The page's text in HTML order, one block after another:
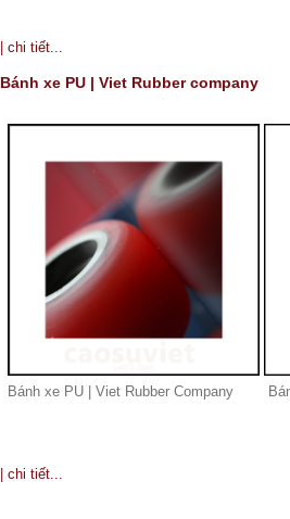
| chi tiết...
Bánh xe PU | Viet Rubber company
Bánh xe PU | Viet Rubber Company
| chi tiết...